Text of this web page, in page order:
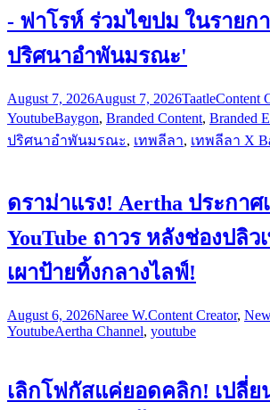
- ฟาโรห์ ร่วมไขปม ในรายก
ปริศนาอำพันมรณะ'
August 7, 2026August 7, 2026TaatleContent
YoutubeBaygon, Branded Content, Branded
ปริศนาอำพันมรณะ, เทพลีลา, เทพลีลา X
ดราม่าแรง! Aertha ประกาศ
YouTube ถาวร หลังช่องปลิว
เผาป้ายทิ้งกลางไลฟ์!
August 6, 2026Naree W.Content Creator,
YoutubeAertha Channel, youtube
เลิกโฟกัสแค่ยอดคลิก! เปลี่ย